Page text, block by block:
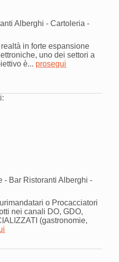
Alberghi - Cartoleria -
in forte espansione
uno dei settori a
è... prosegui
- Bar Ristoranti Alberghi -
o Procacciatori
nei canali DO, GDO,
(gastronomie,